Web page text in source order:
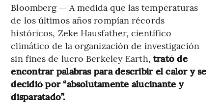
Bloomberg — A medida que las temperaturas
de los últimos años rompían récords
históricos, Zeke Hausfather, científico
climático de la organización de investigación
sin fines de lucro Berkeley Earth, trató de
encontrar palabras para describir el calor y se
decidió por “absolutamente alucinante y
disparatado”.